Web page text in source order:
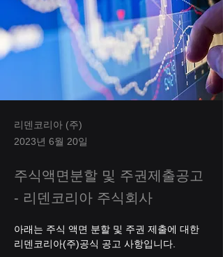
리덴코리아 (주)
2023년 6월 20일
주식액면분할 및 주권제출공고
- 리덴코리아 주식회사
아래는 주식 액면 분할 및 주권 제출에 대한
리덴코리아(주)공식 공고 사항입니다.